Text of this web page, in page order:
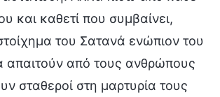
και καθετί που συμβαίνει,
του Σατανά ενώπιον του
απαιτούν από τους ανθρώπους
σταθεροί στη μαρτυρία τους